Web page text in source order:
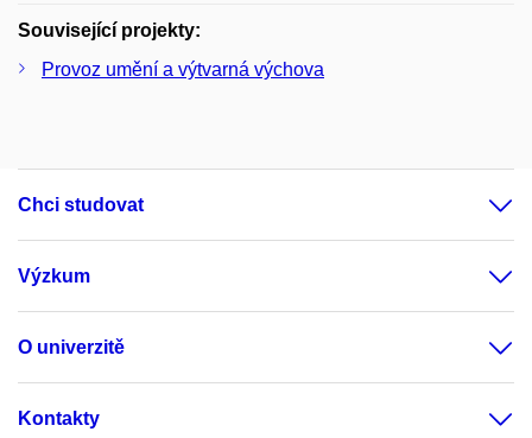
Související projekty:
Provoz umění a výtvarná výchova
Chci studovat
Výzkum
O univerzitě
Kontakty